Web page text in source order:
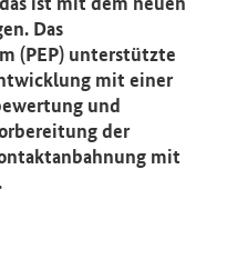
Das
(PEP) unterstützte
mit einer
und
der
mit